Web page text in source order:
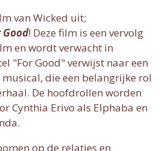
van Wicked uit;
Good! Deze film is een vervolg
en wordt verwacht in
"For Good" verwijst naar een
die een belangrijke rol
De hoofdrollen worden
Cynthia Erivo als Elphaba en
op de relaties en